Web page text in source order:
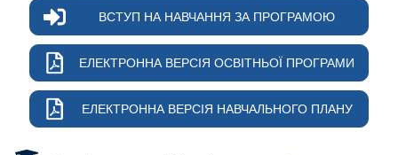
ВСТУП НА НАВЧАННЯ ЗА ПРОГРАМОЮ
ЕЛЕКТРОННА ВЕРСІЯ ОСВІТНЬОЇ ПРОГРАМИ
ЕЛЕКТРОННА ВЕРСІЯ НАВЧАЛЬНОГО ПЛАНУ